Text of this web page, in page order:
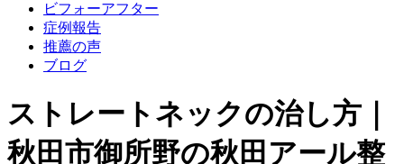
ビフォーアフター
症例報告
推薦の声
ブログ
ストレートネックの治し方｜
秋田市御所野の秋田アール整